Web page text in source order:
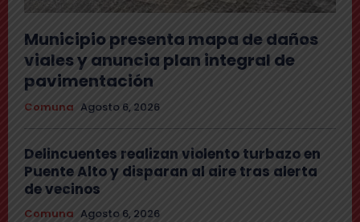
Municipio presenta mapa de daños
viales y anuncia plan integral de
pavimentación
Comuna Agosto 6, 2026
Delincuentes realizan violento turbazo en
Puente Alto y disparan al aire tras alerta
de vecinos
Comuna Agosto 6, 2026